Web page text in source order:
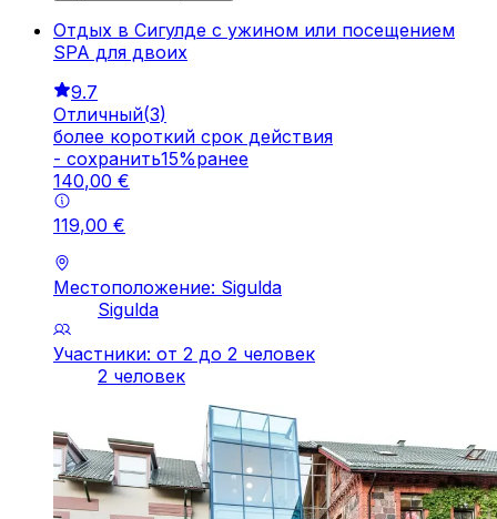
Отдых в Сигулде с ужином или посещением
SPA для двоих
9.7
Отличный(3)
более короткий срок действия
- cохранить15%ранее
140,00 €
119,00 €
Местоположение: Sigulda
Sigulda
Участники: от 2 до 2 человек
2 человек